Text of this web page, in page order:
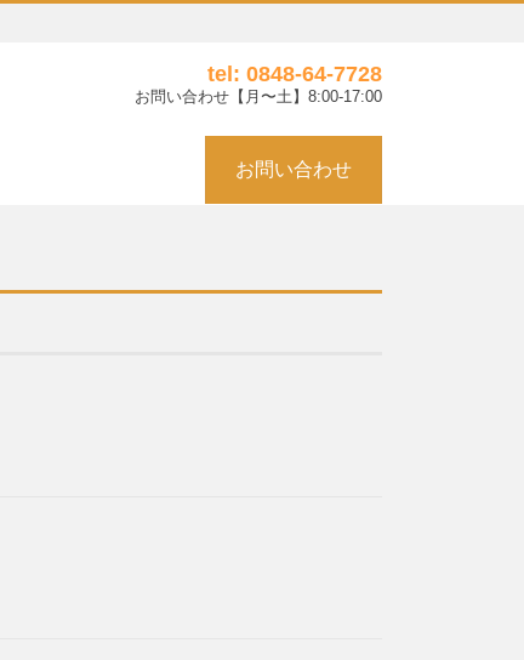
tel: 0848-64-7728
お問い合わせ【月〜土】8:00-17:00
お問い合わせ